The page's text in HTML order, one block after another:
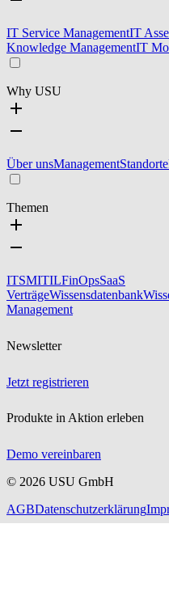
IT Service ManagementIT
Knowledge ManagementIT
Why USU
Über unsManagementStandorte
Themen
ITSMITILFinOpsSaaS
VerträgeWissensdatenbank
Management
Newsletter
Jetzt registrieren
Produkte in Aktion erleben
Demo vereinbaren
© 2026 USU GmbH
AGBDatenschutzerklärung